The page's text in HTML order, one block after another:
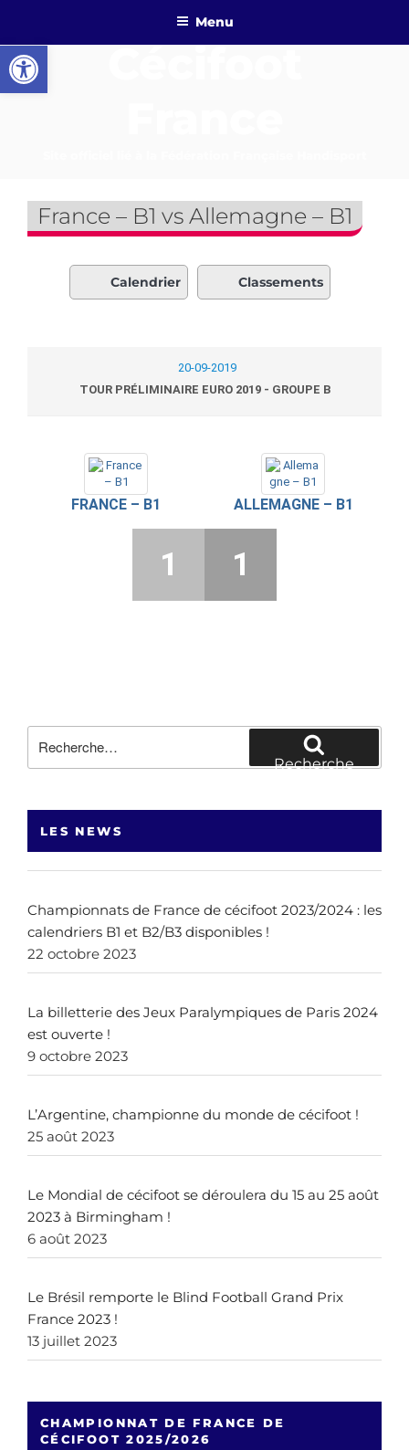
contenu
principal
Menu
France – B1 vs Allemagne – B1
Calendrier Classements
20-09-2019
TOUR PRÉLIMINAIRE EURO 2019 - GROUPE B
FRANCE – B1 ALLEMAGNE – B1
1 1
pour
Recherche
LES NEWS
Championnats de France de cécifoot 2023/2024 : les
calendriers B1 et B2/B3 disponibles !
22 octobre 2023
La billetterie des Jeux Paralympiques de Paris 2024
est ouverte !
9 octobre 2023
L’Argentine, championne du monde de cécifoot !
25 août 2023
Le Mondial de cécifoot se déroulera du 15 au 25 août
2023 à Birmingham !
6 août 2023
Le Brésil remporte le Blind Football Grand Prix
France 2023 !
13 juillet 2023
CHAMPIONNAT DE FRANCE DE
CÉCIFOOT 2025/2026
Ouvrir la barre d’outils